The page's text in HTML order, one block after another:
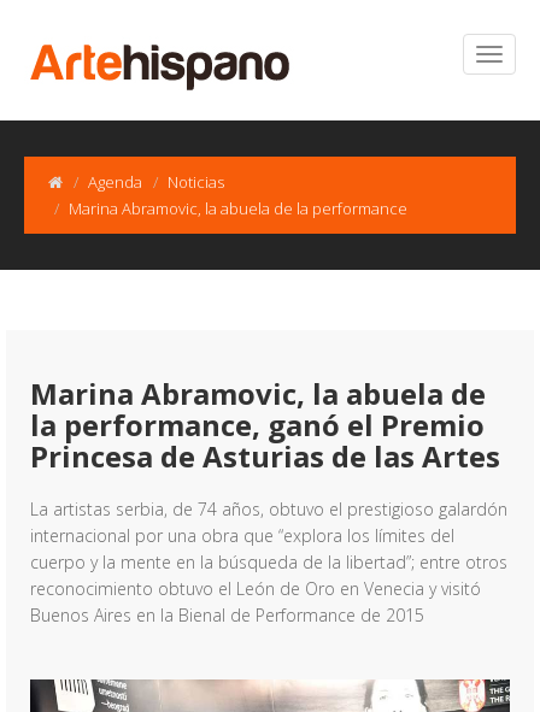
Agenda
Noticias
Marina Abramovic, la abuela de la performance
Marina Abramovic, la abuela de
la performance, ganó el Premio
Princesa de Asturias de las Artes
La artistas serbia, de 74 años, obtuvo el prestigioso galardón
internacional por una obra que “explora los límites del
cuerpo y la mente en la búsqueda de la libertad”; entre otros
reconocimiento obtuvo el León de Oro en Venecia y visitó
Buenos Aires en la Bienal de Performance de 2015